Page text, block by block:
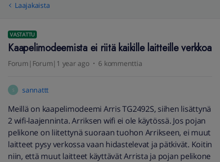
Laajakaista
VASTATTU
Kaapelimodeemista ei riitä kaikille laitteille verkkoa
Forum|Forum|1 year ago 6 kommenttia
S sannattt
Meillä on kaapelimodeemi Arris TG2492S, siihen lisättynä
2 wifi-laajenninta. Arriksen wifi ei ole käytössä. Jos pojan
pelikone on liitettynä suoraan tuohon Arrikseen, ei muut
laitteet pysy verkossa vaan hidastelevat ja pätkivät. Koitin
niin, että muut laitteet käyttävät Arrista ja pojan pelikone